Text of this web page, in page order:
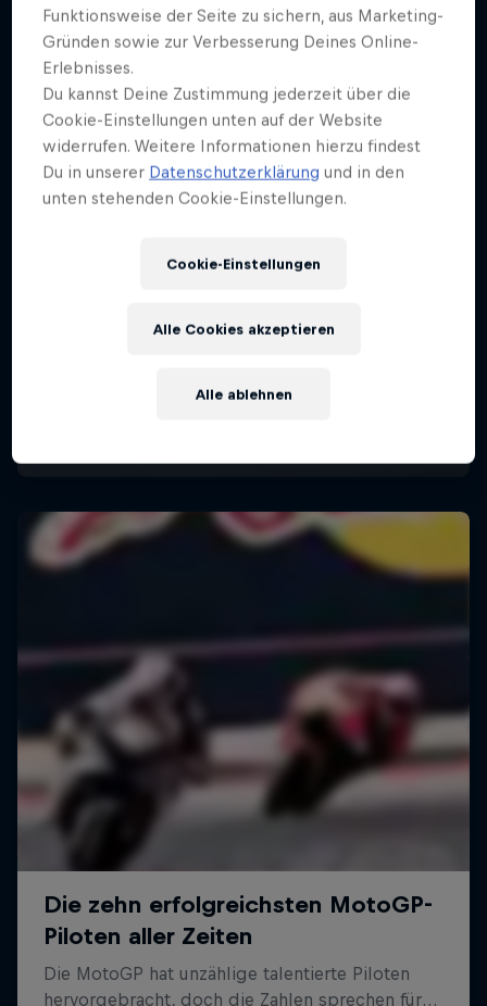
Funktionsweise der Seite zu sichern, aus Marketing-
Gründen sowie zur Verbesserung Deines Online-
Erlebnisses.
Du kannst Deine Zustimmung jederzeit über die
Cookie-Einstellungen unten auf der Website
widerrufen. Weitere Informationen hierzu findest
Du in unserer Datenschutzerklärung und in den
unten stehenden Cookie-Einstellungen.
Cookie-Einstellungen
Alle ablehnen
Alle Cookies akzeptieren